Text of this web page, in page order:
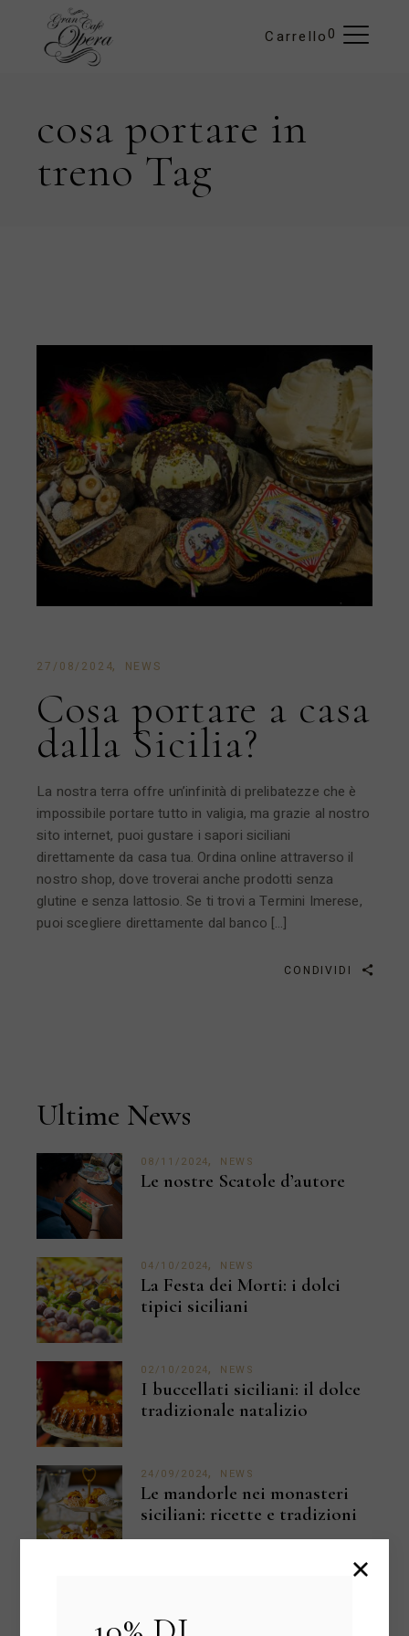
content
Carrello0
cosa portare in
treno Tag
27/08/2024 NEWS
Cosa portare a casa
dalla Sicilia?
La nostra terra offre un’infinità di prelibatezze che è
impossibile portare tutto in valigia, ma grazie al nostro
sito internet, puoi gustare i sapori siciliani
direttamente da casa tua. Ordina online attraverso il
nostro shop, dove troverai anche prodotti senza
glutine e senza lattosio. Se ti trovi a Termini Imerese,
puoi scegliere direttamente dal banco […]
CONDIVIDI
Ultime News
08/11/2024 NEWS
Le nostre Scatole d’autore
04/10/2024 NEWS
La Festa dei Morti: i dolci
tipici siciliani
02/10/2024 NEWS
I buccellati siciliani: il dolce
tradizionale natalizio
24/09/2024 NEWS
Le mandorle nei monasteri
siciliani: ricette e tradizioni
Gluten Free sono unici?